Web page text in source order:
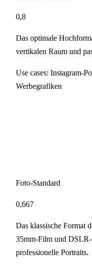
0,8
Das optimale
vertikalen Raum und
Use cases: Instagram-
Werbegrafiken
Foto-Standard
0,667
Das klassische Format
35mm-Film und
professionelle Portraits.